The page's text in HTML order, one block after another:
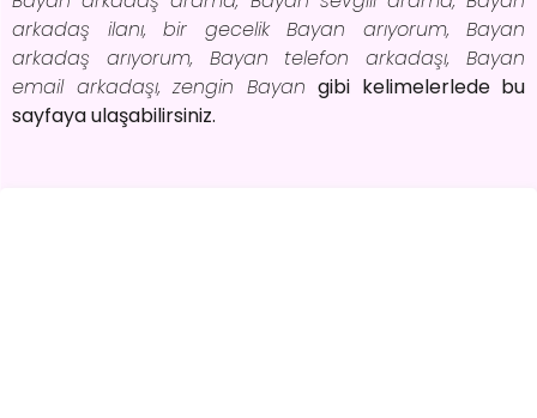
arkadaş ilanı, bir gecelik Bayan arıyorum, Bayan
arkadaş arıyorum, Bayan telefon arkadaşı, Bayan
email arkadaşı, zengin Bayan gibi kelimelerlede bu
sayfaya ulaşabilirsiniz.